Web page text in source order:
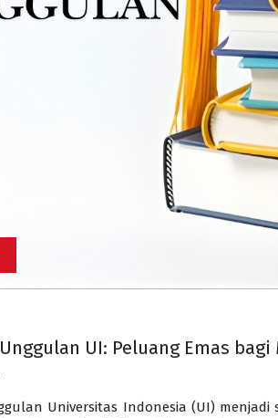
UI: Peluang Emas
Universitas Indonesia (UI)